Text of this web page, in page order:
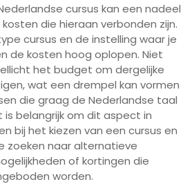
cursus kan een nadeel
die hieraan verbonden zijn.
cursus en de instelling waar je
de kosten hoog oplopen. Niet
het budget om dergelijke
wat een drempel kan vormen
die graag de Nederlandse taal
is belangrijk om dit aspect in
bij het kiezen van een cursus en
zoeken naar alternatieve
of kortingen die
worden.